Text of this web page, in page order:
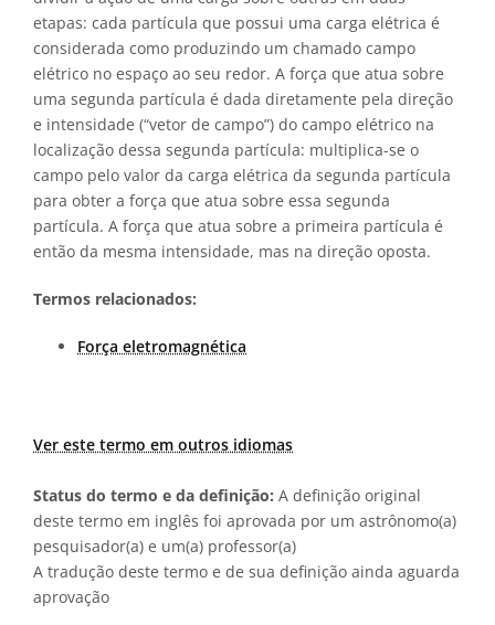
etapas: cada partícula que possui uma carga elétrica é
considerada como produzindo um chamado campo
elétrico no espaço ao seu redor. A força que atua sobre
uma segunda partícula é dada diretamente pela direção
e intensidade (“vetor de campo”) do campo elétrico na
localização dessa segunda partícula: multiplica-se o
campo pelo valor da carga elétrica da segunda partícula
para obter a força que atua sobre essa segunda
partícula. A força que atua sobre a primeira partícula é
então da mesma intensidade, mas na direção oposta.
Termos relacionados:
Força eletromagnética
Ver este termo em outros idiomas
Status do termo e da definição: A definição original
deste termo em inglês foi aprovada por um astrônomo(a)
pesquisador(a) e um(a) professor(a)
A tradução deste termo e de sua definição ainda aguarda
aprovação